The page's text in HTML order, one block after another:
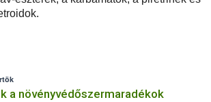
a növényvédőszermaradékok